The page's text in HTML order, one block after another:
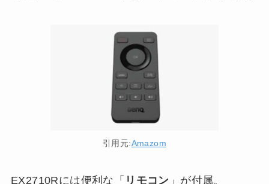
引用元:Amazom
EX2710Rには便利な「 リモコン 」が付属。